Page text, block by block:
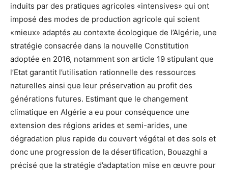
induits par des pratiques agricoles «intensives» qui ont
imposé des modes de production agricole qui soient
«mieux» adaptés au contexte écologique de l’Algérie, une
stratégie consacrée dans la nouvelle Constitution
adoptée en 2016, notamment son article 19 stipulant que
l’Etat garantit l’utilisation rationnelle des ressources
naturelles ainsi que leur préservation au profit des
générations futures. Estimant que le changement
climatique en Algérie a eu pour conséquence une
extension des régions arides et semi-arides, une
dégradation plus rapide du couvert végétal et des sols et
donc une progression de la désertification, Bouazghi a
précisé que la stratégie d’adaptation mise en œuvre pour